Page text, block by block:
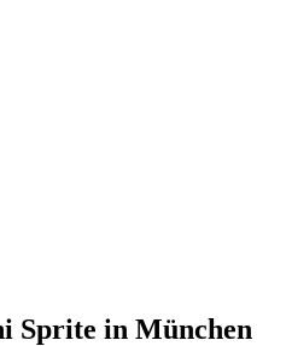
Sprite in München